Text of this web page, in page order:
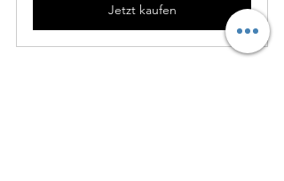
Jetzt kaufen